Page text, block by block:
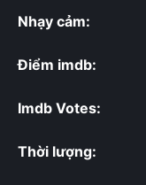
Nhạy cảm:
Điểm imdb:
Imdb Votes:
Thời lượng: